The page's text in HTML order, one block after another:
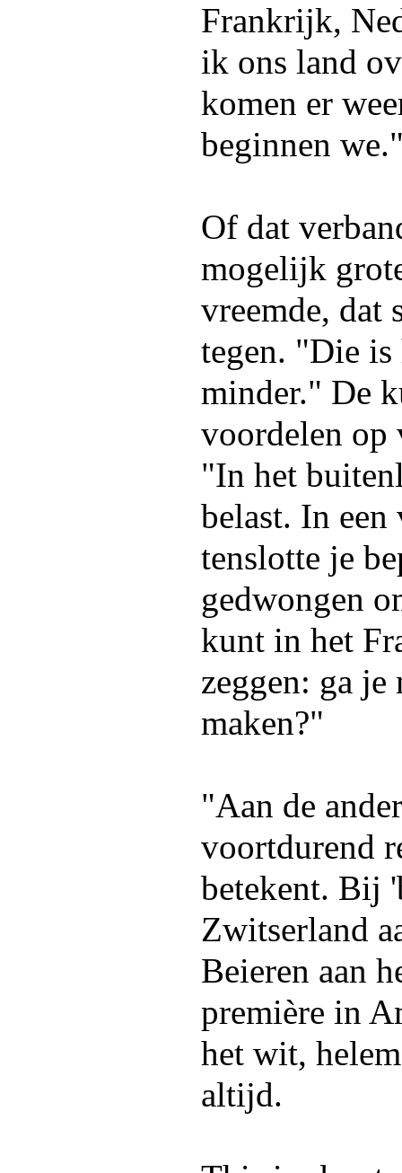
Frankrijk,
ik ons land
komen er
beginnen
Of dat
mogelijk
vreemde, dat
tegen. "Die
minder." De
voordelen op
"In het
belast. In een
tenslotte je
gedwongen
kunt in het
zeggen: ga je
maken?"
"Aan de
voortdurend
betekent. Bij
Zwitserland
Beieren aan
première in
het wit,
altijd.